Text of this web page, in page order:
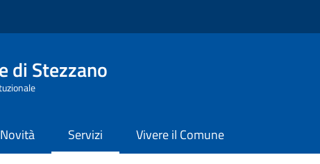
di Stezzano
Novità Servizi Vivere il Comune